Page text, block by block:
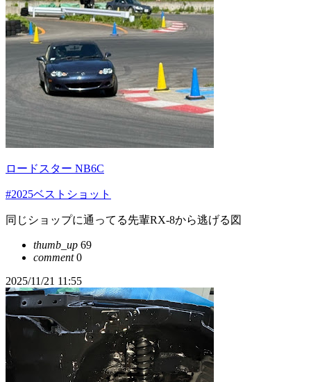
ロードスター NB6C
#2025ベストショット
同じショップに通ってる先輩RX-8から逃げる図
thumb_up 69
comment0
2025/11/21 11:55